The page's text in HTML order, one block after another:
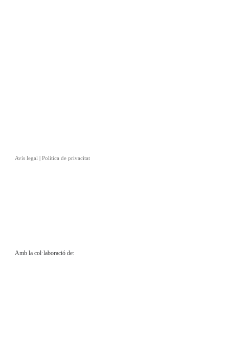
Avís legal | Política de privacitat
Amb la col·laboració de: